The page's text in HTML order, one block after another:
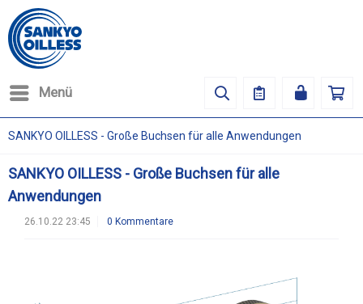
Menü
SANKYO OILLESS - Große Buchsen für alle Anwendungen
SANKYO OILLESS - Große Buchsen für alle
Anwendungen
26.10.22 23:45 0 Kommentare